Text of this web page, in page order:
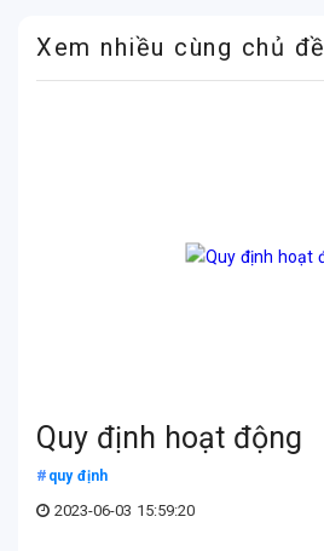
Xem nhiều cùng chủ đề
Quy định hoạt động
quy định
2023-06-03 15:59:20